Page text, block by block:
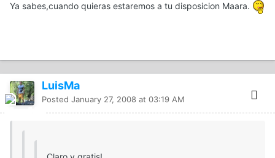
Ya sabes,cuando quieras estaremos a tu disposicion Maara.
LuisMa
Posted January 27, 2008 at 03:19 AM